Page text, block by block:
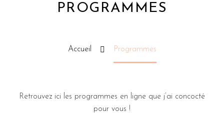
PROGRAMMES
Accueil Programmes
Retrouvez ici les programmes en ligne que j’ai concocté
pour vous !